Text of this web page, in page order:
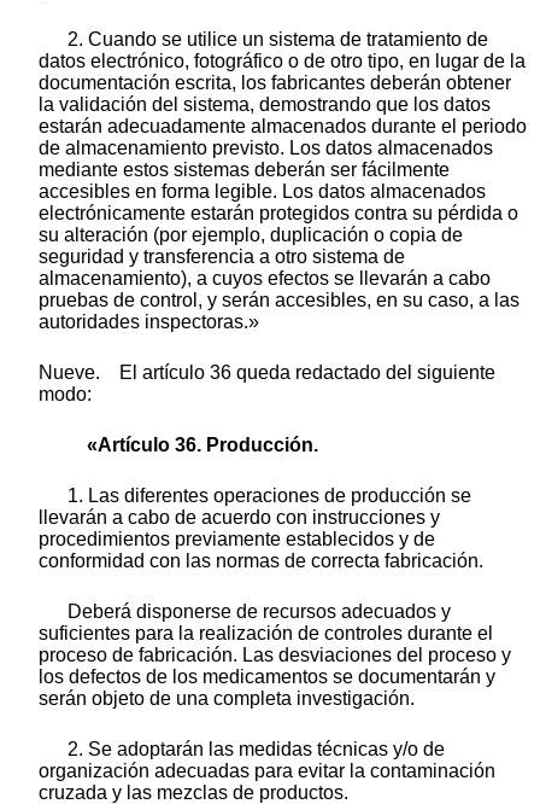
2. Cuando se utilice un sistema de tratamiento de
datos electrónico, fotográfico o de otro tipo, en lugar de la
documentación escrita, los fabricantes deberán obtener
la validación del sistema, demostrando que los datos
estarán adecuadamente almacenados durante el periodo
de almacenamiento previsto. Los datos almacenados
mediante estos sistemas deberán ser fácilmente
accesibles en forma legible. Los datos almacenados
electrónicamente estarán protegidos contra su pérdida o
su alteración (por ejemplo, duplicación o copia de
seguridad y transferencia a otro sistema de
almacenamiento), a cuyos efectos se llevarán a cabo
pruebas de control, y serán accesibles, en su caso, a las
autoridades inspectoras.»
Nueve. El artículo 36 queda redactado del siguiente
modo:
«Artículo 36. Producción.
1. Las diferentes operaciones de producción se
llevarán a cabo de acuerdo con instrucciones y
procedimientos previamente establecidos y de
conformidad con las normas de correcta fabricación.
Deberá disponerse de recursos adecuados y
suficientes para la realización de controles durante el
proceso de fabricación. Las desviaciones del proceso y
los defectos de los medicamentos se documentarán y
serán objeto de una completa investigación.
2. Se adoptarán las medidas técnicas y/o de
organización adecuadas para evitar la contaminación
cruzada y las mezclas de productos.